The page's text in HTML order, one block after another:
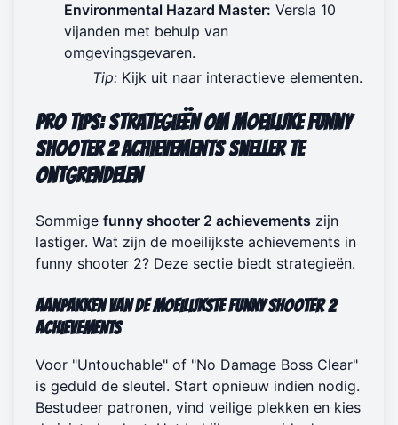
Environmental Hazard Master: Versla 10
vijanden met behulp van
omgevingsgevaren.
Tip: Kijk uit naar interactieve elementen.
Pro Tips: Strategieën om Moeilijke Funny
Shooter 2 Achievements Sneller te
Ontgrendelen
Sommige funny shooter 2 achievements zijn
lastiger. Wat zijn de moeilijkste achievements in
funny shooter 2? Deze sectie biedt strategieën.
Aanpakken van de Moeilijkste Funny Shooter 2
Achievements
Voor "Untouchable" of "No Damage Boss Clear"
is geduld de sleutel. Start opnieuw indien nodig.
Bestudeer patronen, vind veilige plekken en kies